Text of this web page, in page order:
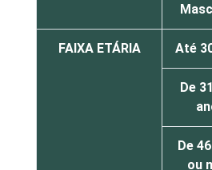
FAIXA ETÁRIA Até
De
De
ou